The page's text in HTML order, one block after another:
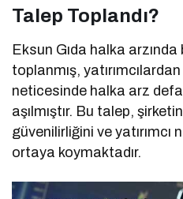
Talep Toplandı?
Eksun Gıda halka
toplanmış,
neticesinde halka arz
aşılmıştır. Bu talep,
güvenilirliğini ve
ortaya koymaktadır.